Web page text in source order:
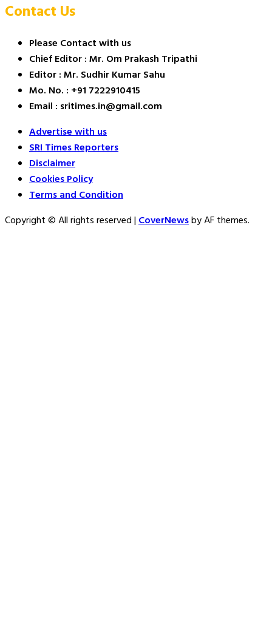
Contact Us
Please Contact with us
Chief Editor : Mr. Om Prakash Tripathi
Editor : Mr. Sudhir Kumar Sahu
Mo. No. : +91 7222910415
Email : sritimes.in@gmail.com
Advertise with us
SRI Times Reporters
Disclaimer
Cookies Policy
Terms and Condition
Copyright © All rights reserved|CoverNewsby AF themes.